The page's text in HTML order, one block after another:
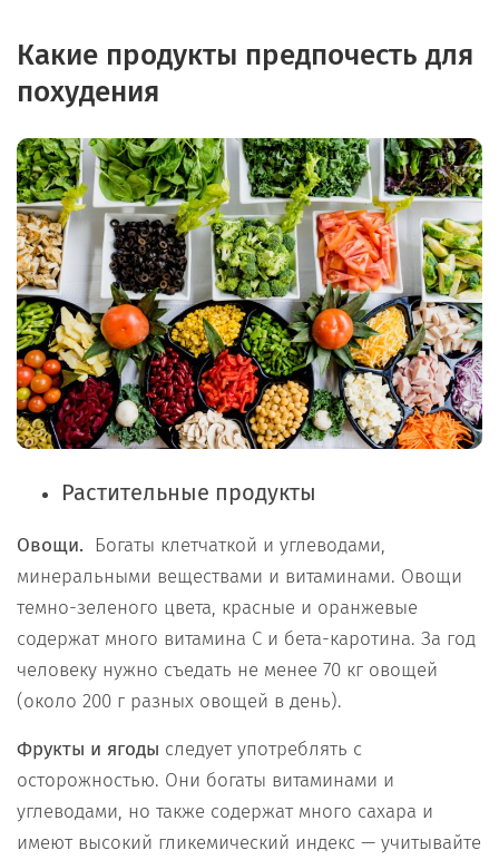
Какие продукты предпочесть для
похудения
Растительные продукты
Овощи. Богаты клетчаткой и углеводами,
минеральными веществами и витаминами. Овощи
темно-зеленого цвета, красные и оранжевые
содержат много витамина С и бета-каротина. За год
человеку нужно съедать не менее 70 кг овощей
(около 200 г разных овощей в день).
Фрукты и ягоды следует употреблять с
осторожностью. Они богаты витаминами и
углеводами, но также содержат много сахара и
имеют высокий гликемический индекс — учитывайте